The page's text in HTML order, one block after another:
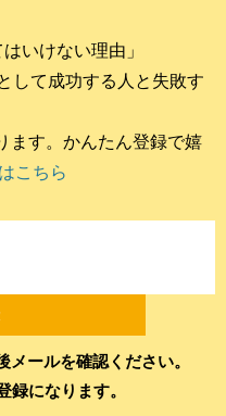
いけない理由」
して成功する人と失敗す
ます。かんたん登録で嬉
こちら
ールを確認ください。
録になります。